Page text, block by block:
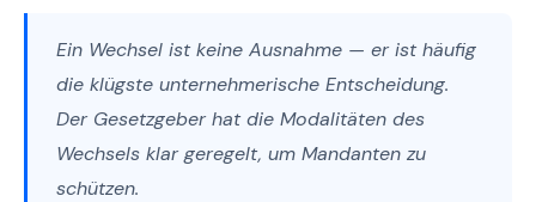
Ein Wechsel ist keine Ausnahme — er ist häufig
die klügste unternehmerische Entscheidung.
Der Gesetzgeber hat die Modalitäten des
Wechsels klar geregelt, um Mandanten zu
schützen.